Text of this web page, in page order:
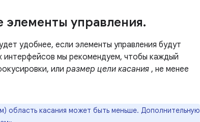
элементы управления.
удобнее, если элементы управления будут
интерфейсов мы рекомендуем, чтобы каждый
или размер цели касания , не менее
область касания может быть меньше. Дополнительную